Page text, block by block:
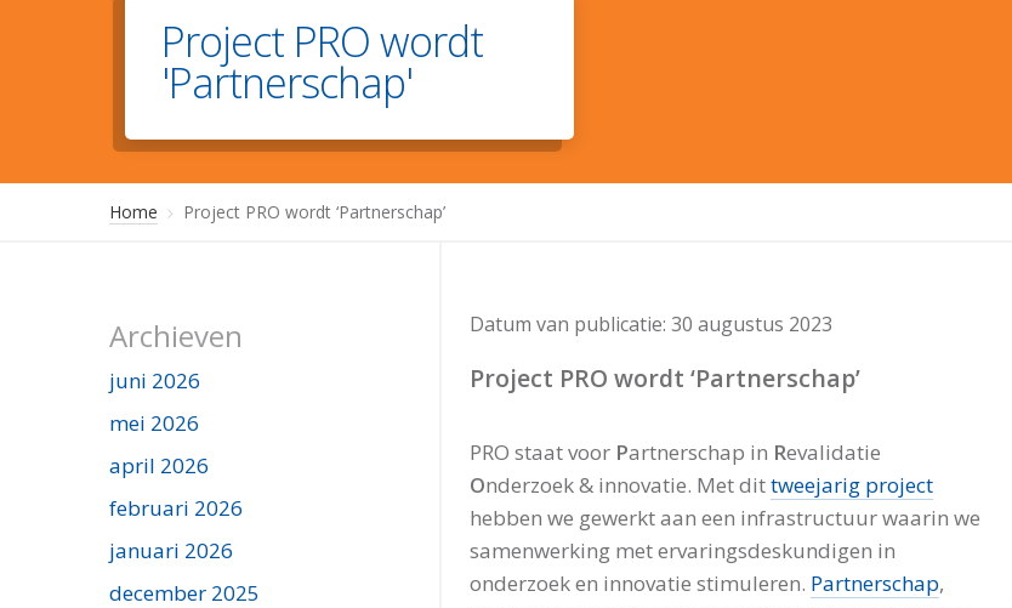
Project PRO wordt
'Partnerschap'
Home Project PRO wordt ‘Partnerschap’
Archieven
juni 2026
mei 2026
april 2026
februari 2026
januari 2026
december 2025
Datum van publicatie: 30 augustus 2023
Project PRO wordt ‘Partnerschap’
PRO staat voor Partnerschap in Revalidatie
Onderzoek & innovatie. Met dittweejarig project
hebben we gewerkt aan een infrastructuur waarin we
samenwerking met ervaringsdeskundigen in
onderzoek en innovatie stimuleren. Partnerschap,